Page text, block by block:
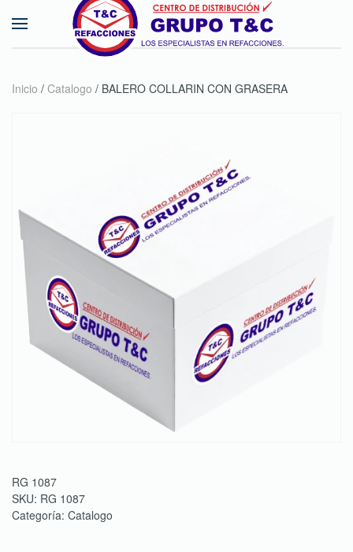
Skip to main content
Inicio / Catalogo / BALERO COLLARIN CON GRASERA
RG 1087
SKU: RG 1087
Categoría: Catalogo